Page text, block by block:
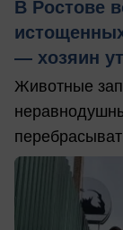
В Ростове
— хозяин
Животные